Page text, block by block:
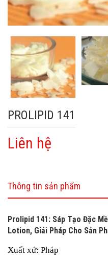
PROLIPID 141
Liên hệ
Thông tin sản phẩm
Prolipid 141: Sáp Tạo Đặc
Lotion, Giải Pháp Cho Sản
Xuất xứ: Pháp